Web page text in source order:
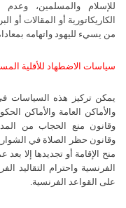
للإسلام والمسلمين،
الكاريكاتورية أو المقالات أو
من يسيء لليهود واتهامه
سياسات الاضطهاد للأقلية
يمكن تركيز هذه السياسات
والأماكن العامة والأماكن
وقانون منع الحجاب من
وقانون حظر الصلاة في
منح الإقامة أو تجديدها إلا بعد
الفرنسية واحترام التقاليد
على القواعد الفرنسية.